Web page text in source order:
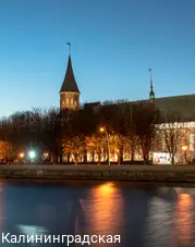
Калининградская